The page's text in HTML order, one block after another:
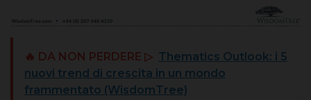
🔥 DA NON PERDERE ▷ Thematics Outlook: i 5
nuovi trend di crescita in un mondo
frammentato (WisdomTree)